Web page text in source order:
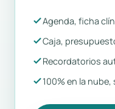
Agenda, ficha
Caja,
Recordatorios
100% en la